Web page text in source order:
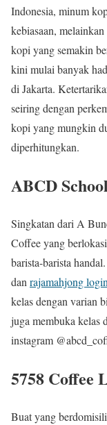
Indonesia, minum
kebiasaan,
kopi yang semakin
kini mulai banyak
di Jakarta.
seiring dengan
kopi yang mungkin
diperhitungkan.
ABCD
Singkatan dari A
Coffee yang
barista-barista
dan rajamahjong login
kelas dengan varian
juga membuka kelas
instagram
5758 Coffee
Buat yang